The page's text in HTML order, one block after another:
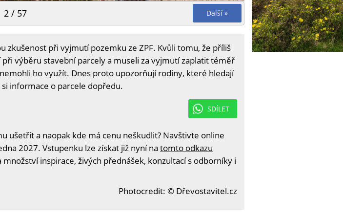
Další »
2 / 57
při vyjmutí pozemku ze ZPF. Kvůli tomu, že příliš
výběru stavební parcely a museli za vyjmutí zaplatit téměř
ho využít. Dnes proto upozorňují rodiny, které hledají
informace o parcele dopředu.
SDÍLET
ušetřit a naopak kde má cenu neškudlit? Navštivte online
2027. Vstupenku lze získat již nyní na tomto odkazu
inspirace, živých přednášek, konzultací s odborníky i
Photocredit: © Dřevostavitel.cz